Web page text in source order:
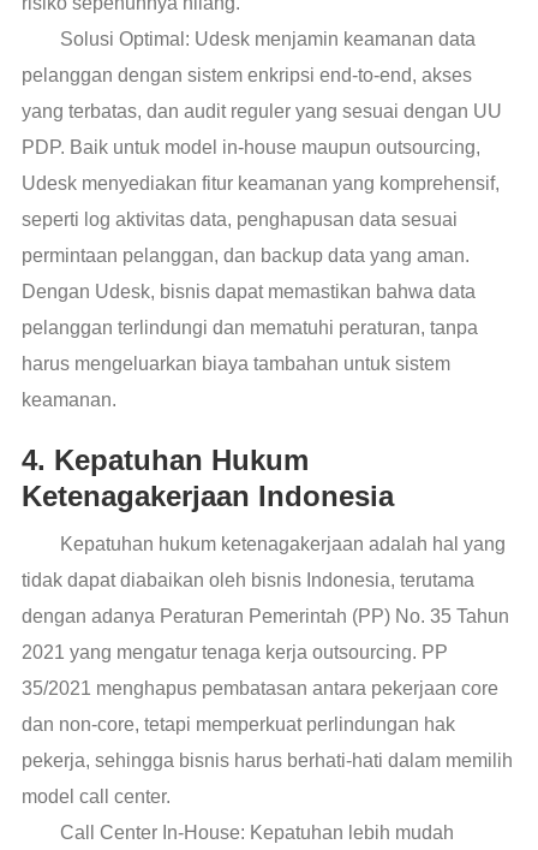
Solusi Optimal: Udesk menjamin keamanan data
pelanggan dengan sistem enkripsi end-to-end, akses
yang terbatas, dan audit reguler yang sesuai dengan UU
PDP. Baik untuk model in-house maupun outsourcing,
Udesk menyediakan fitur keamanan yang komprehensif,
seperti log aktivitas data, penghapusan data sesuai
permintaan pelanggan, dan backup data yang aman.
Dengan Udesk, bisnis dapat memastikan bahwa data
pelanggan terlindungi dan mematuhi peraturan, tanpa
harus mengeluarkan biaya tambahan untuk sistem
keamanan.
4. Kepatuhan Hukum
Ketenagakerjaan Indonesia
Kepatuhan hukum ketenagakerjaan adalah hal yang
tidak dapat diabaikan oleh bisnis Indonesia, terutama
dengan adanya Peraturan Pemerintah (PP) No. 35 Tahun
2021 yang mengatur tenaga kerja outsourcing. PP
35/2021 menghapus pembatasan antara pekerjaan core
dan non-core, tetapi memperkuat perlindungan hak
pekerja, sehingga bisnis harus berhati-hati dalam memilih
model call center.
Call Center In-House: Kepatuhan lebih mudah